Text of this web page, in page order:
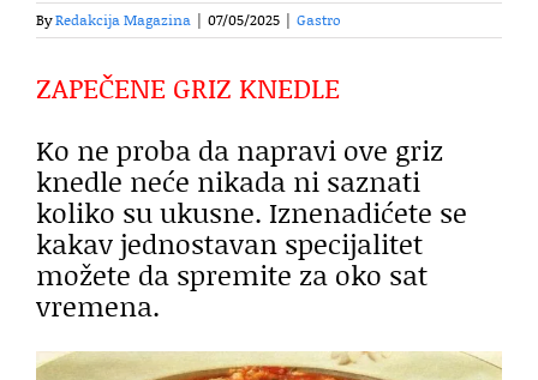
ByRedakcija Magazina 07/05/2025 Gastro
ZAPEČENE GRIZ KNEDLE
Ko ne proba da napravi ove griz
knedle neće nikada ni saznati
koliko su ukusne. Iznenadićete se
kakav jednostavan specijalitet
možete da spremite za oko sat
vremena.